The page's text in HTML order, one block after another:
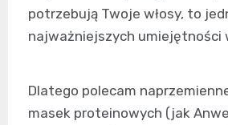
potrzebują Twoje włosy, to
najważniejszych umiejętności
Dlatego polecam
masek proteinowych (jak